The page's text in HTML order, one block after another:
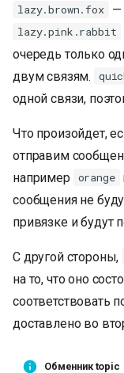
lazy.brown.fox —
lazy.pink.rabbit
очередь только
двум связям.
одной связи,
Что произойдет,
отправим
например
orange
сообщения не
привязке и будут
С другой стороны,
на то, что оно
соответствовать
доставлено во
Обменник topic